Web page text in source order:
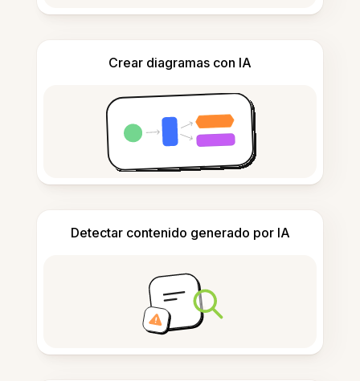
Crear diagramas con IA
Detectar contenido generado por IA